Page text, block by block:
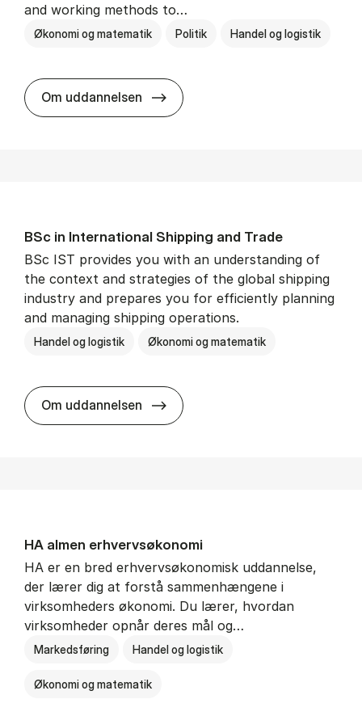
and working methods to…
Økonomi og matematik Politik Handel og logistik
Om uddannelsen BSc in In­ter­na­tion­al Busi­ness
BSc in In­ter­na­tion­al Ship­ping and Trade
BSc IST provides you with an understanding of
the context and strategies of the global shipping
industry and prepares you for efficiently planning
and managing shipping operations.
Handel og logistik Økonomi og matematik
Om uddannelsen BSc in In­ter­na­tion­al Ship­ping
HA al­men erhvervs­økonomi
HA er en bred erhvervsøkonomisk uddannelse,
der lærer dig at forstå sammenhængene i
virksomheders økonomi. Du lærer, hvordan
virksomheder opnår deres mål og…
Markedsføring Handel og logistik
Økonomi og matematik